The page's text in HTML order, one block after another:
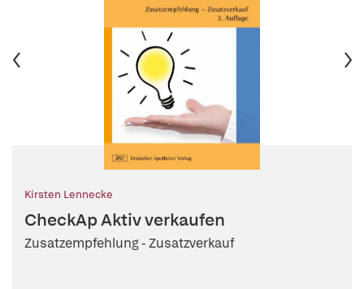
Kirsten Lennecke
CheckAp Aktiv verkaufen
Zusatzempfehlung - Zusatzverkauf